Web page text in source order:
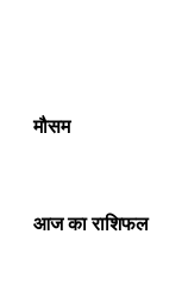
मौसम
आज का राशिफल